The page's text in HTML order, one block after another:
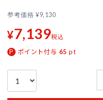
参考価格 ¥9,130
¥7,139税込
ポイント付与 65 pt